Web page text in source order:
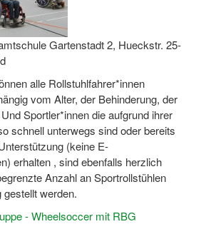
Qualifizierung für Dortmunder
Schwimmen
4.0
Gartenstadt 2, Hueckstr. 25-
alle Rollstuhlfahrer*innen
vom Alter, der Behinderung, der
Sportler*innen die aufgrund ihrer
schnell unterwegs sind oder bereits
(keine E-
erhalten , sind ebenfalls herzlich
Anzahl an Sportrollstühlen
werden.
- Wheelsoccer mit RBG